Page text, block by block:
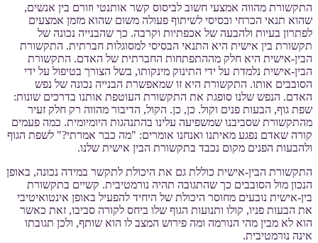
התקשורת מהווה אמצעי חשוב לביסוס קשר אותנטי וזורם בין אנשים,
שהוא תנאי הכרחי ובסיסי לשיתוף פעולה משום שהוא מזמן אמצעים
לפתרון בעיות ולהבעה של אכפתיות וקרבה. כך שהבנייה נכונה של
תקשורת בין אישית היא התנאי הבסיסי למסוגלות חברתית. התקשורת
הבין-אישית היא חלק מההתפתחות החברתית של האדם. התקשורת
הבין-אישית נלמדת על ידי התינוק מינקותו, בשל הצורך בטיפול על ידי
הסובבים אותו. התקשורת היא זו שמאפשרת הבנייה נכונה של נפש
האדם. הנפש שלנו סופגת את התקשורת העוטפת אותנו בדרכים שונות:
שפת גוף, הבעות פנים וקול. כן, כן. הקול, הדיבור מהווה רק חלק זעיר
מהתקשורת שסביבנו שמשפיעה עלינו בהתנהגות היומיומית. כמה פעמים
קורה שאדם נפגע מאיתנו ואנחנו אומרים: "מה כבר אמרתי?" לשפת הגוף
ולהבעות הפנים מקום נכבד בתקשורת הבין אישית שלנו.
התקשורת הבין-אישית כוללת גם את היכולת לתקשר במידה נכונה, באופן
הנכון מול הסובבים כך שהתגובה תהיה נורמטיבית. קשיים בתקשורת
בין-אישית נובעים מחוסר היכולת של היחיד להפעיל באופן אינטואיטיבי
את הבעות פניו, קולו ותנועות הגוף שלו ביחס לקורה סביבו, זאת כאשר
הוא לא מבין מהי הנורמה ומה פירוש המצב לו הוא שותף, ולכן תגובתו
אינה נורמטיבית.